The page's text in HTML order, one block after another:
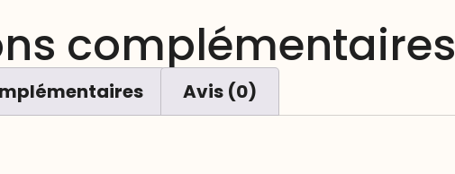
complémentaires
Avis (0)